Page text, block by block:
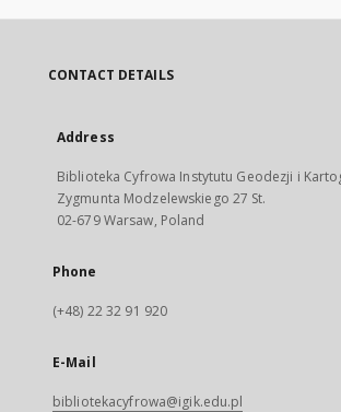
CONTACT DETAILS
Address
Biblioteka Cyfrowa Instytutu Geodezji i
Zygmunta Modzelewskiego 27 St.
02-679 Warsaw, Poland
Phone
(+48) 22 32 91 920
E-Mail
bibliotekacyfrowa@igik.edu.pl